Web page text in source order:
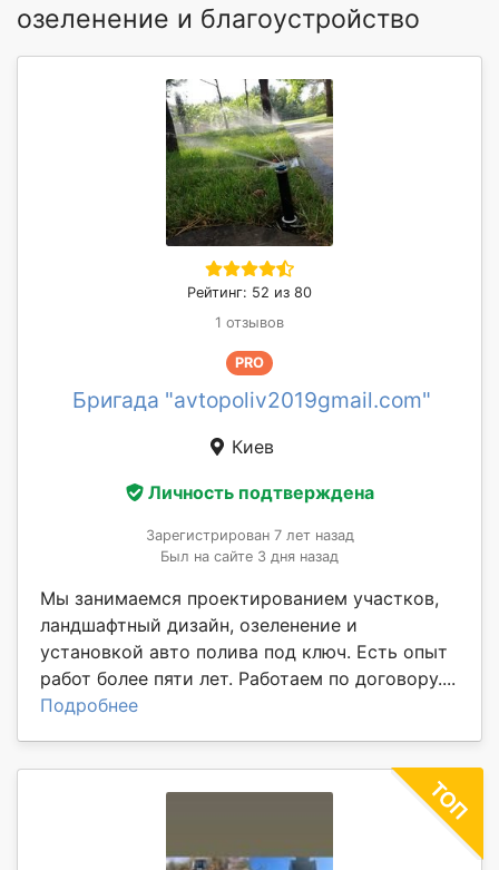
озеленение и благоустройство
Рейтинг: 52 из 80
1 отзывов
PRO
Бригада "avtopoliv2019gmail.com"
Киев
Личность подтверждена
Зарегистрирован 7 лет назад
Был на сайте 3 дня назад
Мы занимаемся проектированием участков,
ландшафтный дизайн, озеленение и
установкой авто полива под ключ. Есть опыт
работ более пяти лет. Работаем по договору....
Подробнее